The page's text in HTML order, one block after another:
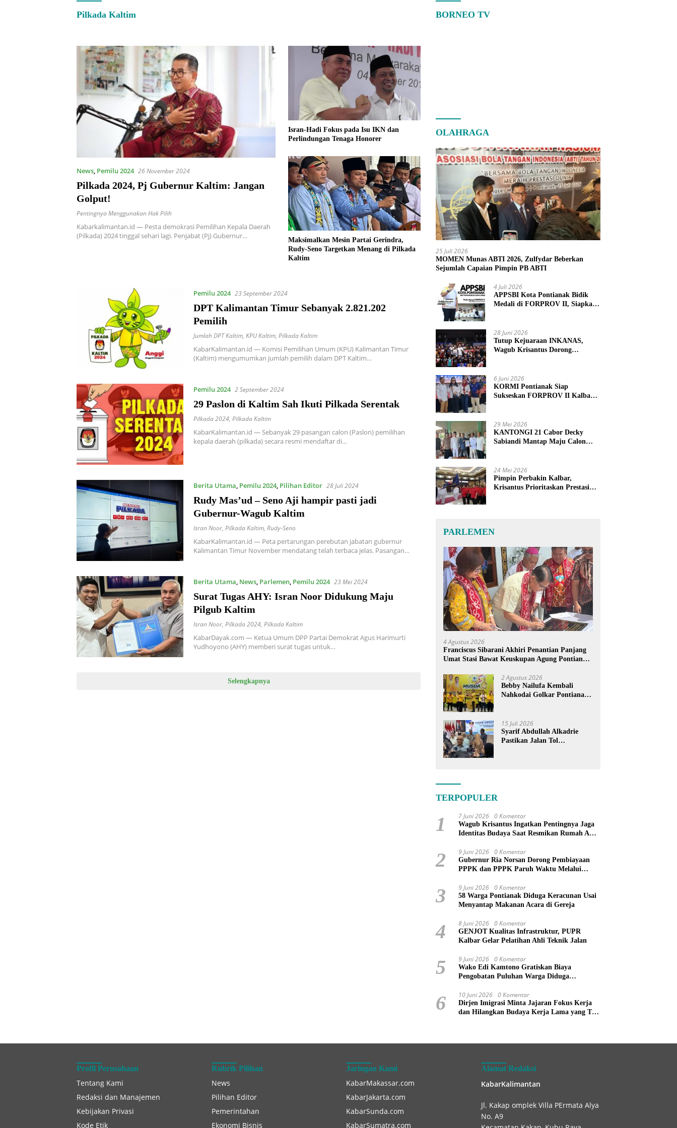
Pilkada Kaltim
News, Pemilu 2024 26 November 2024
Pilkada 2024, Pj Gubernur Kaltim: Jangan
Golput!
Pentingnya Menggunakan Hak Pilih
Kabarkalimantan.id — Pesta demokrasi Pemilihan Kepala Daerah
(Pilkada) 2024 tinggal sehari lagi. Penjabat (Pj) Gubernur…
Isran-Hadi Fokus pada Isu IKN dan
Perlindungan Tenaga Honorer
Maksimalkan Mesin Partai Gerindra,
Rudy-Seno Targetkan Menang di Pilkada
Kaltim
Pemilu 2024 23 September 2024
DPT Kalimantan Timur Sebanyak 2.821.202
Pemilih
Jumlah DPT Kaltim, KPU Kaltim, Pilkada Kaltim
KabarKalimantan.id — Komisi Pemilihan Umum (KPU) Kalimantan Timur
(Kaltim) mengumumkan jumlah pemilih dalam DPT Kaltim…
Pemilu 2024 2 September 2024
29 Paslon di Kaltim Sah Ikuti Pilkada Serentak
Pilkada 2024, Pilkada Kaltim
KabarKalimantan.id — Sebanyak 29 pasangan calon (Paslon) pemilihan
kepala daerah (pilkada) secara resmi mendaftar di…
Berita Utama, Pemilu 2024, Pilihan Editor 28 Juli 2024
Rudy Mas’ud – Seno Aji hampir pasti jadi
Gubernur-Wagub Kaltim
Isran Noor, Pilkada Kaltim, Rudy-Seno
KabarKalimantan.id — Peta pertarungan perebutan jabatan gubernur
Kalimantan Timur November mendatang telah terbaca jelas. Pasangan…
Berita Utama, News, Parlemen, Pemilu 2024 23 Mei 2024
Surat Tugas AHY: Isran Noor Didukung Maju
Pilgub Kaltim
Isran Noor, Pilkada 2024, Pilkada Kaltim
KabarDayak.com — Ketua Umum DPP Partai Demokrat Agus Harimurti
Yudhoyono (AHY) memberi surat tugas untuk…
Selengkapnya
BORNEO TV
OLAHRAGA
25 Juli 2026
MOMEN Munas ABTI 2026, Zulfydar Beberkan
Sejumlah Capaian Pimpin PB ABTI
4 Juli 2026
APPSBI Kota Pontianak Bidik
Medali di FORPROV II, Siapkan
28 Juni 2026
Tutup Kejuaraan INKANAS,
Wagub Krisantus Dorong
6 Juni 2026
KORMI Pontianak Siap
Sukseskan FORPROV II Kalbar
29 Mei 2026
KANTONGI 21 Cabor Decky
Sabiandi Mantap Maju Calon
24 Mei 2026
Pimpin Perbakin Kalbar,
Krisantus Prioritaskan Prestasi
PARLEMEN
4 Agustus 2026
Franciscus Sibarani Akhiri Penantian Panjang
Umat Stasi Bawat Keuskupan Agung Pontianak,
2 Agustus 2026
Bebby Nailufa Kembali
Nahkodai Golkar Pontianak,
15 Juli 2026
Syarif Abdullah Alkadrie
Pastikan Jalan Tol
TERPOPULER
1 7 Juni 2026 0 Komentar
Wagub Krisantus Ingatkan Pentingnya Jaga
Identitas Budaya Saat Resmikan Rumah Adat
2 9 Juni 2026 0 Komentar
Gubernur Ria Norsan Dorong Pembiayaan
PPPK dan PPPK Paruh Waktu Melalui
3 9 Juni 2026 0 Komentar
58 Warga Pontianak Diduga Keracunan Usai
Menyantap Makanan Acara di Gereja
4 8 Juni 2026 0 Komentar
GENJOT Kualitas Infrastruktur, PUPR
Kalbar Gelar Pelatihan Ahli Teknik Jalan
5 9 Juni 2026 0 Komentar
Wako Edi Kamtono Gratiskan Biaya
Pengobatan Puluhan Warga Diduga
6 10 Juni 2026 0 Komentar
Dirjen Imigrasi Minta Jajaran Fokus Kerja
dan Hilangkan Budaya Kerja Lama yang Tak
Profil Perusahaan
Tentang Kami
Redaksi dan Manajemen
Kebijakan Privasi
Kode Etik
Rubrik Pilihan
News
Pilihan Editor
Pemerintahan
Ekonomi Bisnis
Jaringan Kami
KabarMakassar.com
KabarJakarta.com
KabarSunda.com
KabarSumatra.com
Alamat Redaksi
KabarKalimantan
Jl. Kakap omplek Villa PErmata Alya
No. A9